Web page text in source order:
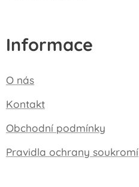
Informace
O nás
Kontakt
Obchodní podmínky
Pravidla ochrany soukromí